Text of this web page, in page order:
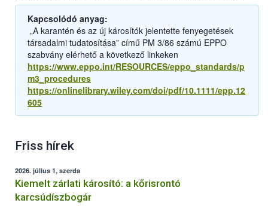
Kapcsolódó anyag:
„A karantén és az új károsítók jelentette fenyegetések
társadalmi tudatosítása” című PM 3/86 számú EPPO
szabvány elérhető a következő linkeken
https://www.eppo.int/RESOURCES/eppo_standards/p
m3_procedures
https://onlinelibrary.wiley.com/doi/pdf/10.1111/epp.12
605
Friss hírek
2026. július 1, szerda
Kiemelt zárlati károsító: a kőrisrontó
karcsúdíszbogár